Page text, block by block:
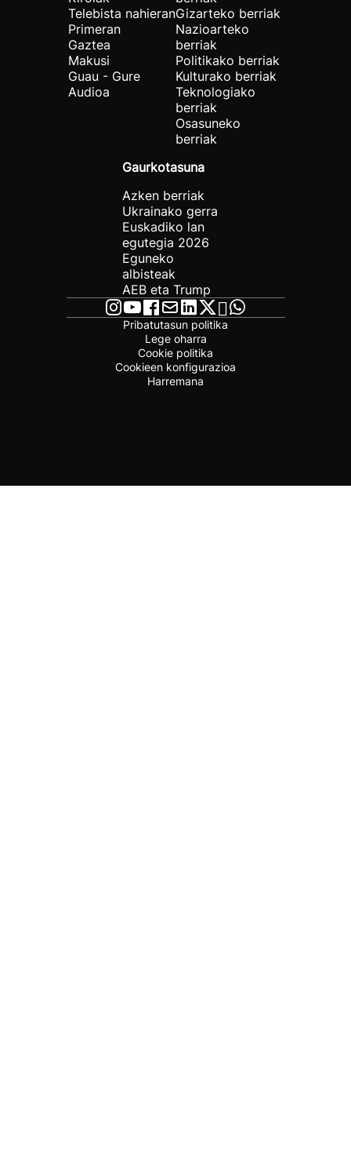
Telebista nahieran
Primeran
Gaztea
Makusi
Guau - Gure
Audioa
Gizarteko berriak
Nazioarteko
berriak
Politikako berriak
Kulturako berriak
Teknologiako
berriak
Osasuneko
berriak
Gaurkotasuna
Azken berriak
Ukrainako gerra
Euskadiko lan
egutegia 2026
Eguneko
albisteak
AEB eta Trump
Pribatutasun politika
Lege oharra
Cookie politika
Cookieen konfigurazioa
Harremana